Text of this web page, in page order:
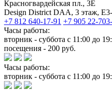
Красногвардейская пл., 3E
Design District DAA, 3 этаж,
+7 812 640-17-91 +7 905 22-
Часы работы:
вторник - суббота с 11:00 до
посещения - 200 руб.
Часы работы:
вторник - суббота с 11:00 до